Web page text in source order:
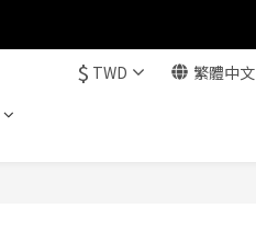
$ TWD 繁體中文